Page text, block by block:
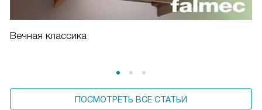
Вечная классика
ПОСМОТРЕТЬ ВСЕ СТАТЬИ